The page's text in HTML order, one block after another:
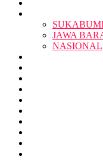
JAWA
NASIONAL